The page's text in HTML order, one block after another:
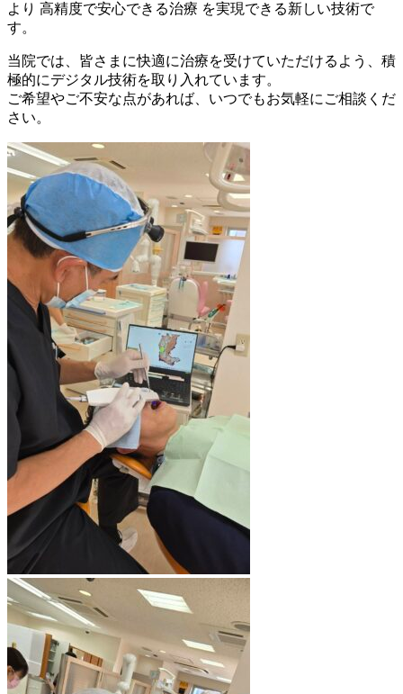
より 高精度で安心できる治療 を実現できる新しい技術で
す。
当院では、皆さまに快適に治療を受けていただけるよう、積
極的にデジタル技術を取り入れています。
ご希望やご不安な点があれば、いつでもお気軽にご相談くだ
さい。